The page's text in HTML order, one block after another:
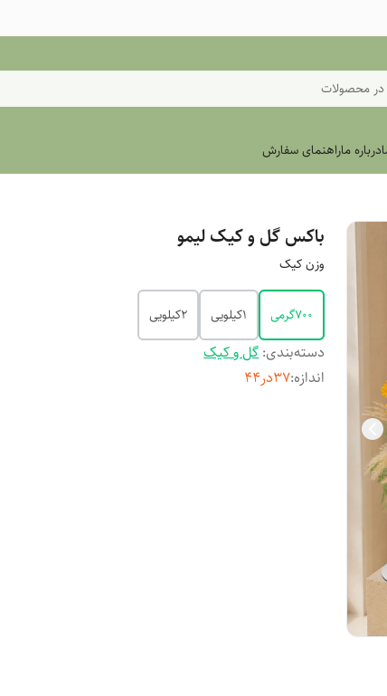
محصولات
درباره ماراهنمای سفارش
باکس گل و کیک لیمو
وزن کیک
۷۰۰گرمی ۱کیلویی ۲کیلویی
دسته‌بندی:گل و کیک
اندازه:۳۷در۴۴